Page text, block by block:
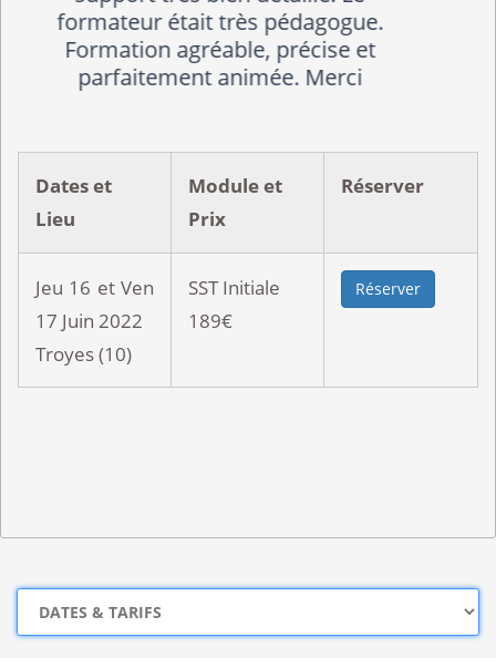
Dates et
Lieu
Module et
Prix
Réserver
Jeu 16 et Ven
17 Juin 2022
Troyes (10)
SST Initiale
189€
Réserver